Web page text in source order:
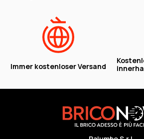
Immer kostenloser Versand